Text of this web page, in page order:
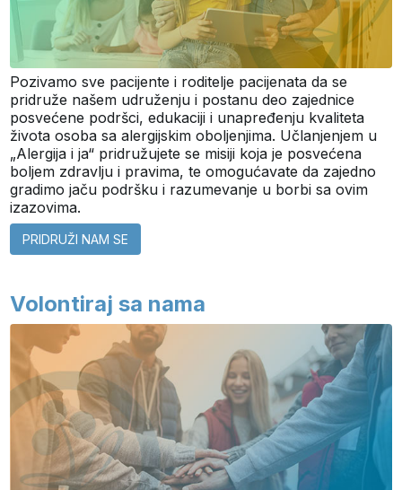
Pozivamo sve pacijente i roditelje pacijenata da se
pridruže našem udruženju i postanu deo zajednice
posvećene podršci, edukaciji i unapređenju kvaliteta
života osoba sa alergijskim oboljenjima. Učlanjenjem u
„Alergija i ja“ pridružujete se misiji koja je posvećena
boljem zdravlju i pravima, te omogućavate da zajedno
gradimo jaču podršku i razumevanje u borbi sa ovim
izazovima.
PRIDRUŽI NAM SE
Volontiraj sa nama